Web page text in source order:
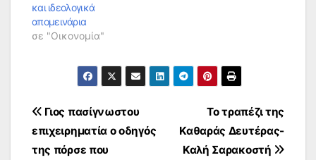
και ιδεολογικά
απομεινάρια
σε "Οικονομία"
Πλοήγηση
άρθρων
Το τραπέζι της
Καθαράς Δευτέρας-
Καλή Σαρακοστή
Γιος πασίγνωστου
επιχειρηματία ο οδηγός
της πόρσε που